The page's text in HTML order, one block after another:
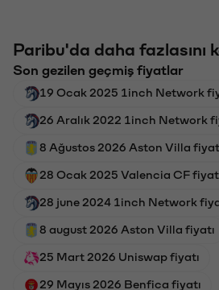
Paribu'da daha fazlasını
Son gezilen geçmiş fiyatlar
19 Ocak 2025 1inch Network
26 Aralık 2022 1inch Network
8 Ağustos 2026 Aston Villa
28 Ocak 2025 Valencia CF
28 june 2024 1inch Network
8 august 2026 Aston Villa fiyatı
25 Mart 2026 Uniswap fiyatı
29 Mayıs 2026 Benfica fiyatı